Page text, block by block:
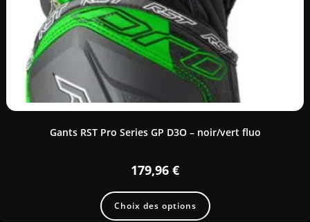
Gants RST Pro Series GP D3O – noir/vert fluo
179,96 €
Choix des options